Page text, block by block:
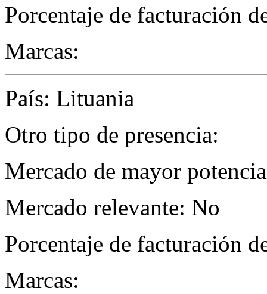
Porcentaje de facturación
Marcas:
País: Lituania
Otro tipo de presencia:
Mercado de mayor
Mercado relevante: No
Porcentaje de facturación
Marcas: